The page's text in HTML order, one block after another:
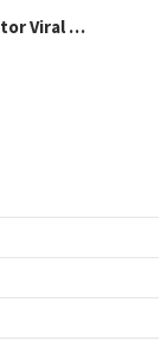
Viral …